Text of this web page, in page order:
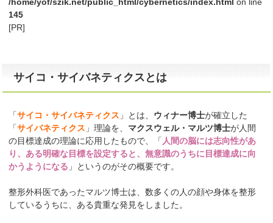
145
[PR]
サイコ・サイバネティクスとは
「サイコ・サイバネティクス 」とは、 ウィナー博士が確立した
「サイバネティクス 」理論を、 マクスウェル・マルツ博士が人間
の目標達成の理論に応用したもので、「 人間の脳には志向性があ
り、ある明確な目標を設定すると、無意識のうちに目標達成に向
かうようになる 」というのがその概要です。
整形外科医であったマルツ博士は、数多くの人の顔や身体を整形
しているうちに、ある貴重な発見をしました。